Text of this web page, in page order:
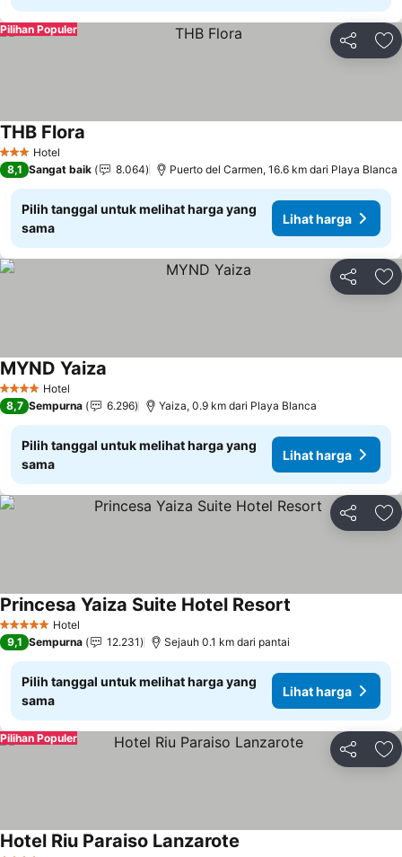
Bagikan
Pilihan Populer
3 BintangHotel
THB Flora
8,1 Sangat baik 8.064 Puerto del Carmen, 16.6 km dari Playa Blanca
Pilih tanggal untuk melihat harga yang
sama
Lihat harga
Bagikan
4 BintangHotel
MYND Yaiza
8,7 Sempurna 6.296 Yaiza, 0.9 km dari Playa Blanca
Pilih tanggal untuk melihat harga yang
sama
Lihat harga
Bagikan
5 Bintang Hotel
Princesa Yaiza Suite Hotel Resort
9,1 Sempurna 12.231 Sejauh 0.1 km dari pantai
Pilih tanggal untuk melihat harga yang
sama
Lihat harga
Bagikan
Pilihan Populer
Hotel Riu Paraiso Lanzarote